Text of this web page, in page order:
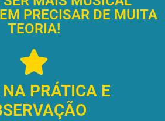
PRECISAR DE MUITA
TEORIA!
NA PRÁTICA E